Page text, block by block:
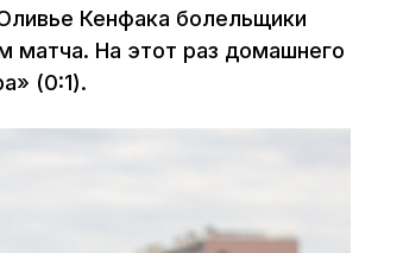
Кенфака болельщики
матча. На этот раз домашнего
(0:1).